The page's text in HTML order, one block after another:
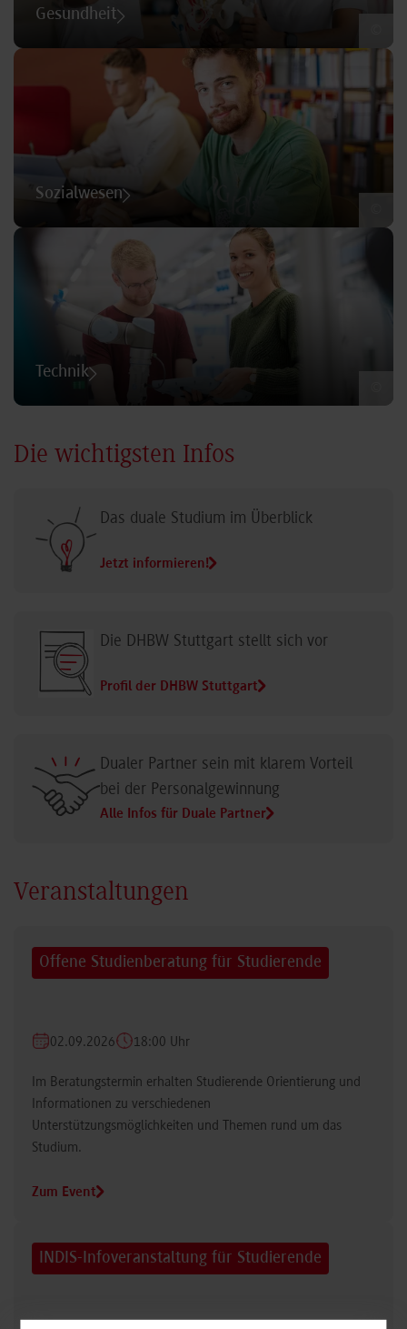
Gesundheit
Sozialwesen
Technik
Die wichtigsten Infos
Das duale Studium im Überblick
Jetzt informieren!
Die DHBW Stuttgart stellt sich vor
Profil der DHBW Stuttgart
Dualer Partner sein mit klarem Vorteil
bei der Personalgewinnung
Alle Infos für Duale Partner
Veranstaltungen
Offene Studienberatung für Studierende
02.09.2026 18:00 Uhr
Im Beratungstermin erhalten Studierende Orientierung und
Informationen zu verschiedenen
Unterstützungsmöglichkeiten und Themen rund um das
Studium.
Zum Event
INDIS-Infoveranstaltung für Studierende